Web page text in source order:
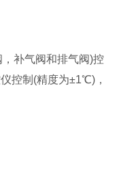
补气阀和排气阀)控
控制(精度为±1℃)，